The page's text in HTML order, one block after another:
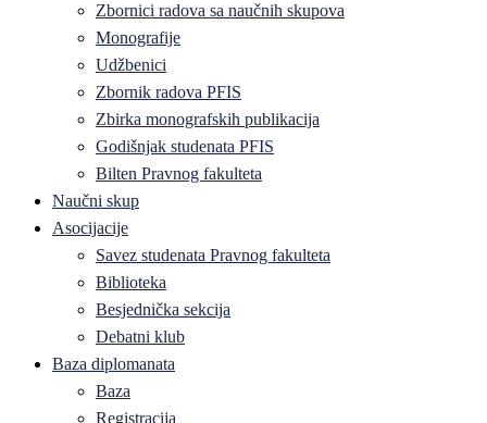
Zbornici radova sa naučnih skupova
Monografije
Udžbenici
Zbornik radova PFIS
Zbirka monografskih publikacija
Godišnjak studenata PFIS
Bilten Pravnog fakulteta
Naučni skup
Asocijacije
Savez studenata Pravnog fakulteta
Biblioteka
Besjednička sekcija
Debatni klub
Baza diplomanata
Baza
Registracija